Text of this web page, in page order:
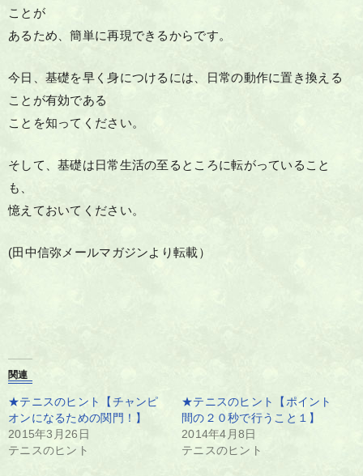
ことが
あるため、簡単に再現できるからです。
今日、基礎を早く身につけるには、日常の動作に置き換える
ことが有効である
ことを知ってください。
そして、基礎は日常生活の至るところに転がっていること
も、
憶えておいてください。
(田中信弥メールマガジンより転載）
関連
★テニスのヒント【チャンピ
オンになるための関門！】
2015年3月26日
テニスのヒント
★テニスのヒント【ポイント
間の２０秒で行うこと１】
2014年4月8日
テニスのヒント